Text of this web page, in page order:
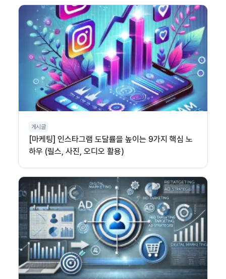
게시글
[마케팅] 인스타그램 도달률을 높이는 9가지 핵심 노
하우 (릴스, 사진, 오디오 활용)